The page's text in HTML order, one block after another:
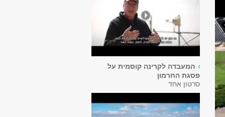
המעבדה לקרינה קוסמית על
פסגת החרמון
סרטון אחד